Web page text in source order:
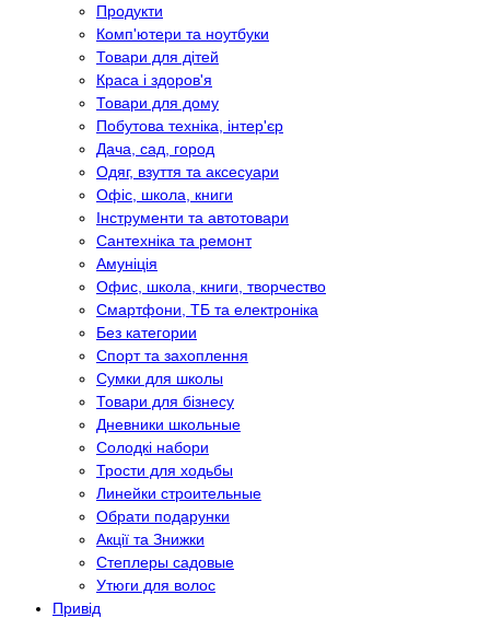
Продукти
Комп'ютери та ноутбуки
Товари для дітей
Краса і здоров'я
Товари для дому
Побутова техніка, інтер'єр
Дача, сад, город
Одяг, взуття та аксесуари
Офіс, школа, книги
Інструменти та автотовари
Сантехніка та ремонт
Амуніція
Офис, школа, книги, творчество
Смартфони, ТБ та електроніка
Без категории
Спорт та захоплення
Сумки для школы
Товари для бізнесу
Дневники школьные
Солодкі набори
Трости для ходьбы
Линейки строительные
Обрати подарунки
Акції та Знижки
Степлеры садовые
Утюги для волос
Привід